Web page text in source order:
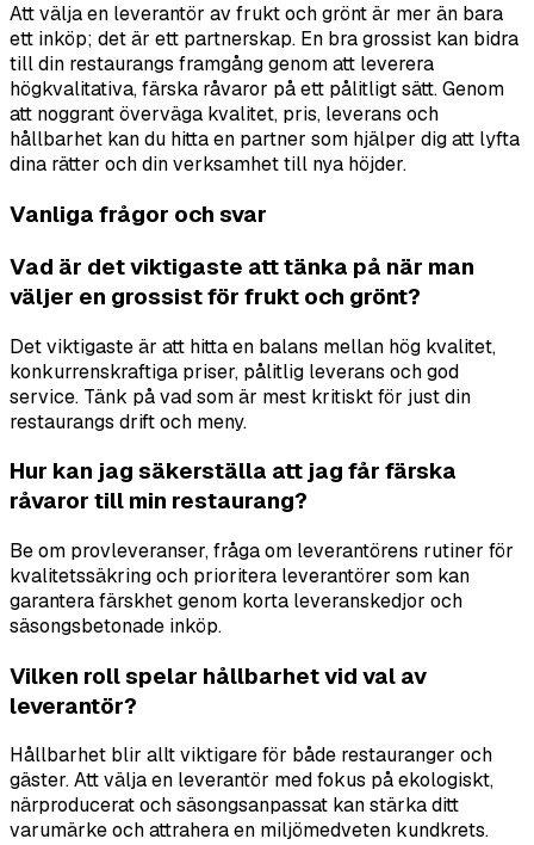
Att välja en leverantör av frukt och grönt är mer än bara
ett inköp; det är ett partnerskap. En bra grossist kan bidra
till din restaurangs framgång genom att leverera
högkvalitativa, färska råvaror på ett pålitligt sätt. Genom
att noggrant överväga kvalitet, pris, leverans och
hållbarhet kan du hitta en partner som hjälper dig att lyfta
dina rätter och din verksamhet till nya höjder.
Vanliga frågor och svar
Vad är det viktigaste att tänka på när man
väljer en grossist för frukt och grönt?
Det viktigaste är att hitta en balans mellan hög kvalitet,
konkurrenskraftiga priser, pålitlig leverans och god
service. Tänk på vad som är mest kritiskt för just din
restaurangs drift och meny.
Hur kan jag säkerställa att jag får färska
råvaror till min restaurang?
Be om provleveranser, fråga om leverantörens rutiner för
kvalitetssäkring och prioritera leverantörer som kan
garantera färskhet genom korta leveranskedjor och
säsongsbetonade inköp.
Vilken roll spelar hållbarhet vid val av
leverantör?
Hållbarhet blir allt viktigare för både restauranger och
gäster. Att välja en leverantör med fokus på ekologiskt,
närproducerat och säsongsanpassat kan stärka ditt
varumärke och attrahera en miljömedveten kundkrets.